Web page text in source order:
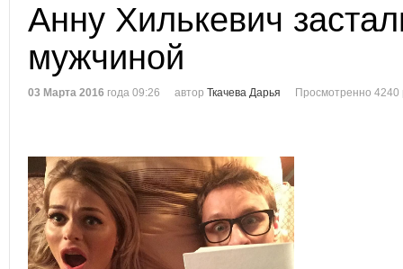
Анну Хилькевич
мужчиной
03 Марта 2016 года 09:26 автор Ткачева Дарья Просмотренно 4240